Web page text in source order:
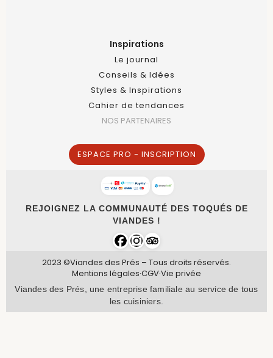
Inspirations
Le journal
Conseils & Idées
Styles & Inspirations
Cahier de tendances
NOS PARTENAIRES
ESPACE PRO - INSCRIPTION
REJOIGNEZ LA COMMUNAUTÉ DES TOQUÉS DE
VIANDES !
2023 ©Viandes des Prés – Tous droits réservés.
Mentions légales·CGV·Vie privée
Viandes des Prés, une entreprise familiale au service de tous
les cuisiniers.